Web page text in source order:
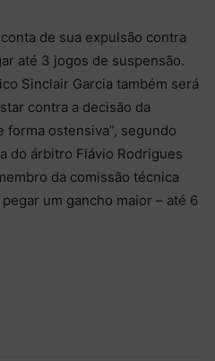
de sua expulsão contra
até 3 jogos de suspensão.
Sinclair Garcia também será
contra a decisão da
ostensiva”, segundo
do árbitro Flávio Rodrigues
da comissão técnica
um gancho maior – até 6